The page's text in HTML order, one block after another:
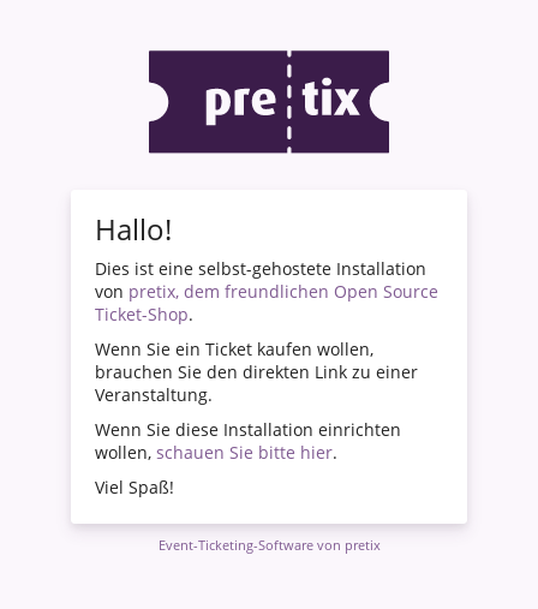
Hallo!
Dies ist eine selbst-gehostete Installation
von pretix, dem freundlichen Open Source
Ticket-Shop.
Wenn Sie ein Ticket kaufen wollen,
brauchen Sie den direkten Link zu einer
Veranstaltung.
Wenn Sie diese Installation einrichten
wollen, schauen Sie bitte hier.
Viel Spaß!
Event-Ticketing-Software von pretix